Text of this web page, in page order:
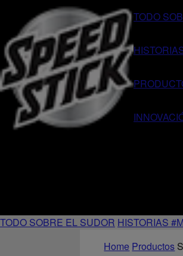
TODO
TODO SOBRE EL SUDOR HISTORIAS
Home Productos